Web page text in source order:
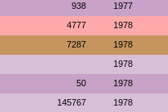
938 1977
4777 1978
7287 1978
1978
50 1978
145767 1978